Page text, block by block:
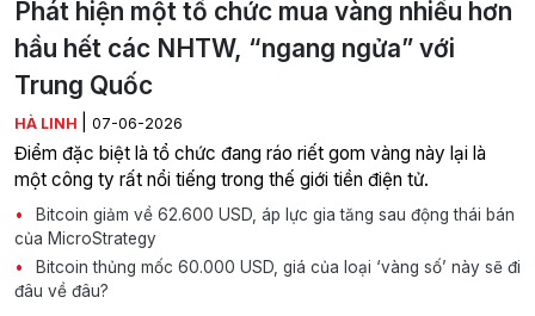
Phát hiện một tổ chức mua vàng nhiều hơn
hầu hết các NHTW, “ngang ngửa” với
Trung Quốc
HÀ LINH 07-06-2026
Điểm đặc biệt là tổ chức đang ráo riết gom vàng này lại là
một công ty rất nổi tiếng trong thế giới tiền điện tử.
Bitcoin giảm về 62.600 USD, áp lực gia tăng sau động thái bán
của MicroStrategy
Bitcoin thủng mốc 60.000 USD, giá của loại ‘vàng số’ này sẽ đi
đâu về đâu?